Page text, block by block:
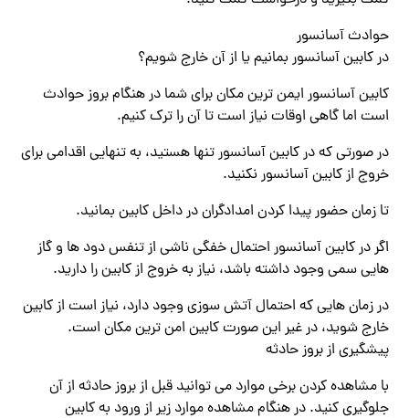
حوادث آسانسور
در کابین آسانسور بمانیم یا از آن خارج شویم؟
کابین آسانسور ایمن ترین مکان برای شما در هنگام بروز حوادث
است اما گاهی اوقات نیاز است تا آن را ترک کنیم.
در صورتی که در کابین آسانسور تنها هستید، به تنهایی اقدامی برای
خروج از کابین آسانسور نکنید.
تا زمان حضور پیدا کردن امدادگران در داخل کابین بمانید.
اگر در کابین آسانسور احتمال خفگی ناشی از تنفس دود ها و گاز
هایی سمی وجود داشته باشد، نیاز به خروج از کابین را دارید.
در زمان هایی که احتمال آتش سوزی وجود دارد، نیاز است از کابین
خارج شوید، در غیر این صورت کابین امن ترین مکان است.
پیشگیری از بروز حادثه
با مشاهده کردن برخی موارد می توانید قبل از بروز حادثه از آن
جلوگیری کنید. در هنگام مشاهده موارد زیر از ورود به کابین